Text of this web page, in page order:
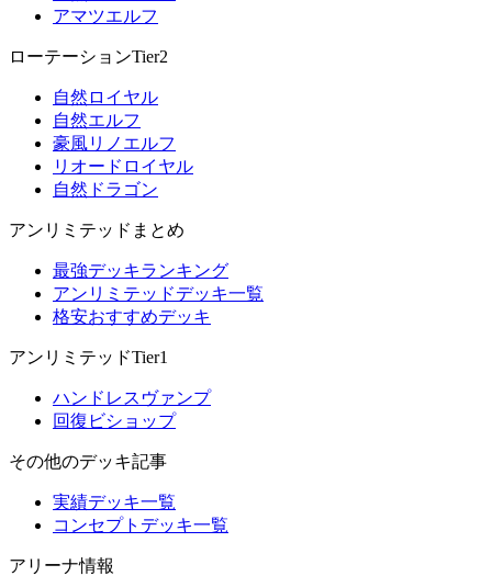
アマツエルフ
ローテーションTier2
自然ロイヤル
自然エルフ
豪風リノエルフ
リオードロイヤル
自然ドラゴン
アンリミテッドまとめ
最強デッキランキング
アンリミテッドデッキ一覧
格安おすすめデッキ
アンリミテッドTier1
ハンドレスヴァンプ
回復ビショップ
その他のデッキ記事
実績デッキ一覧
コンセプトデッキ一覧
アリーナ情報